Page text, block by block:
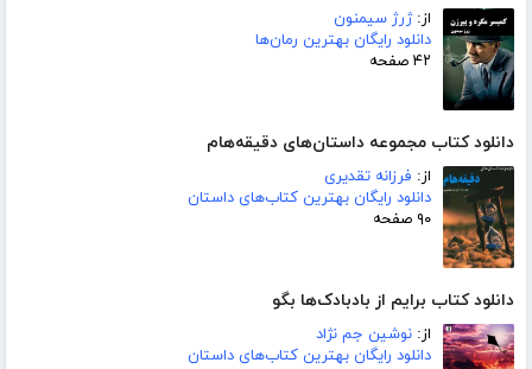
از:ژرژ سیمنون
دانلود رایگان بهترین رمان‌ها
۴۲ صفحه
دانلود کتاب مجموعه داستان‌های دقیقه‌هام
از: فرزانه تقدیری
دانلود رایگان بهترین کتاب‌های داستان
۹۰ صفحه
دانلود کتاب برایم از بادبادک‌ها بگو
از: نوشین جم نژاد
دانلود رایگان بهترین کتاب‌های داستان